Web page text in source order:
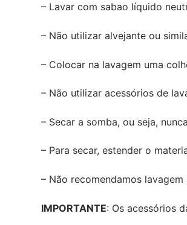
– Lavar com sabao líquido
– Não utilizar alvejante ou
– Colocar na lavagem uma
– Não utilizar acessórios de
– Secar a somba, ou seja,
– Para secar, estender o
– Não recomendamos lavagem
IMPORTANTE: Os acessórios